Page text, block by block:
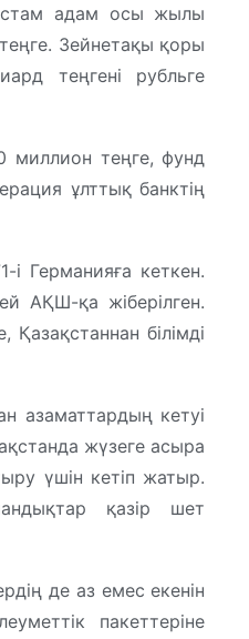
астам адам осы жылы
Зейнетақы қоры
теңгені рубльге
миллион теңге, фунд
ұлттық банктің
Германияға кеткен.
АҚШ-қа жіберілген.
білімді
азаматтардың кетуі
жүзеге асыра
үшін кетіп жатыр.
қазір шет
де аз емес екенін
пакеттеріне